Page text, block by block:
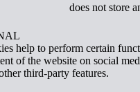
does not store
help to perform certain
of the website on social
third-party features.